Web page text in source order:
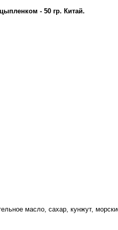
- 50 гр. Китай.
масло, сахар, кунжут,